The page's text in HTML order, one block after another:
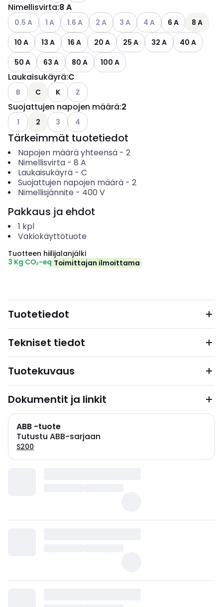
Nimellisvirta:8 A
Katso käytettävissä olevat vaihtoehdot
0.5 A Katso käytettävissä olevat vaihtoehdot
1 A Katso käytettävissä olevat vaihtoehdot
1.6 A Katso käytettävissä olevat
2 A Katso käytettävissä olevat
3 A Katso käytettävissä
4 A 6 A
8 A
10 A
13 A 16 A 20 A 25 A 32 A
40 A
50 A
63 A 80 A 100 A
Laukaisukäyrä:C
Katso käytettävissä olevat vaihtoehdot
B C K Katso käytettävissä olevat vaihtoehdot
Z
Suojattujen napojen määrä:2
Katso käytettävissä olevat vaihtoehdot
1 2 Katso käytettävissä olevat vaihtoehdot
3 Katso käytettävissä olevat vaihtoehdot
4
Tärkeimmät tuotetiedot
Napojen määrä yhteensä- 2
Nimellisvirta- 8 A
Laukaisukäyrä- C
Suojattujen napojen määrä- 2
Nimellisjännite - 400 V
Pakkaus ja ehdot
1 kpl
Vakiokäyttötuote
Tuotteen hiilijalanjälki
3 Kg CO₂-eq Toimittajan ilmoittama
Tuotetiedot
Tekniset tiedot
Tuotekuvaus
Dokumentit ja linkit
ABB -tuote
Tutustu ABB-sarjaan
S200